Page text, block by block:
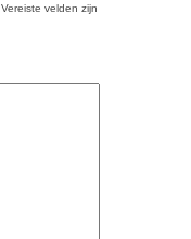
Vereiste velden zijn